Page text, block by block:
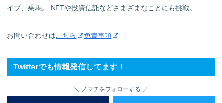
イブ、乗馬。 NFTや投資信託などさまざまなことにも挑戦。
お問い合わせはこちら 免責事項
Twitterでも情報発信してます！
ノマチをフォローする